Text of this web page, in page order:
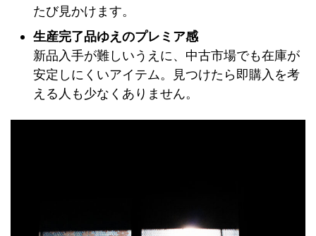
たび見かけます。
生産完了品ゆえのプレミア感
新品入手が難しいうえに、中古市場でも在庫が
安定しにくいアイテム。見つけたら即購入を考
える人も少なくありません。